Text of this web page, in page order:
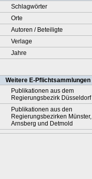
Schlagwörter
Orte
Autoren / Beteiligte
Verlage
Jahre
Weitere E-Pflichtsammlungen
Publikationen aus dem
Regierungsbezirk Düsseldorf
Publikationen aus den
Regierungsbezirken Münster,
Arnsberg und Detmold